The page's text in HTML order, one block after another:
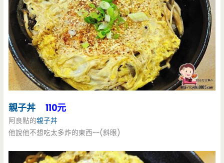
親子丼 110元
阿良點的親子丼
他說他不想吃太多炸的東西~~(斜眼)